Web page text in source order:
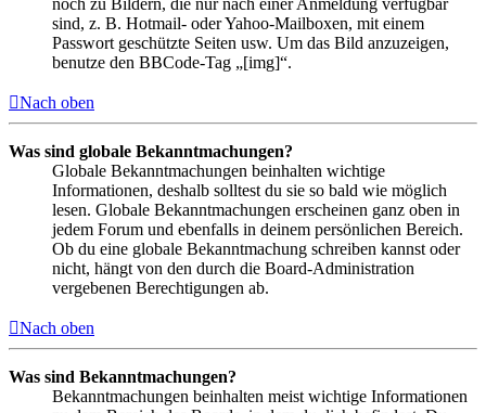
noch zu Bildern, die nur nach einer Anmeldung verfügbar
sind, z. B. Hotmail- oder Yahoo-Mailboxen, mit einem
Passwort geschützte Seiten usw. Um das Bild anzuzeigen,
benutze den BBCode-Tag „[img]“.
Nach oben
Was sind globale Bekanntmachungen?
Globale Bekanntmachungen beinhalten wichtige
Informationen, deshalb solltest du sie so bald wie möglich
lesen. Globale Bekanntmachungen erscheinen ganz oben in
jedem Forum und ebenfalls in deinem persönlichen Bereich.
Ob du eine globale Bekanntmachung schreiben kannst oder
nicht, hängt von den durch die Board-Administration
vergebenen Berechtigungen ab.
Nach oben
Was sind Bekanntmachungen?
Bekanntmachungen beinhalten meist wichtige Informationen